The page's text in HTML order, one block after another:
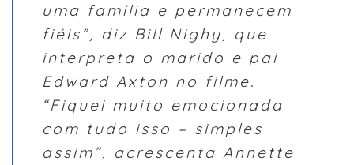
uma família e permanecem
fiéis”, diz Bill Nighy, que
interpreta o marido e pai
Edward Axton no filme.
“Fiquei muito emocionada
com tudo isso – simples
assim”, acrescenta Annette